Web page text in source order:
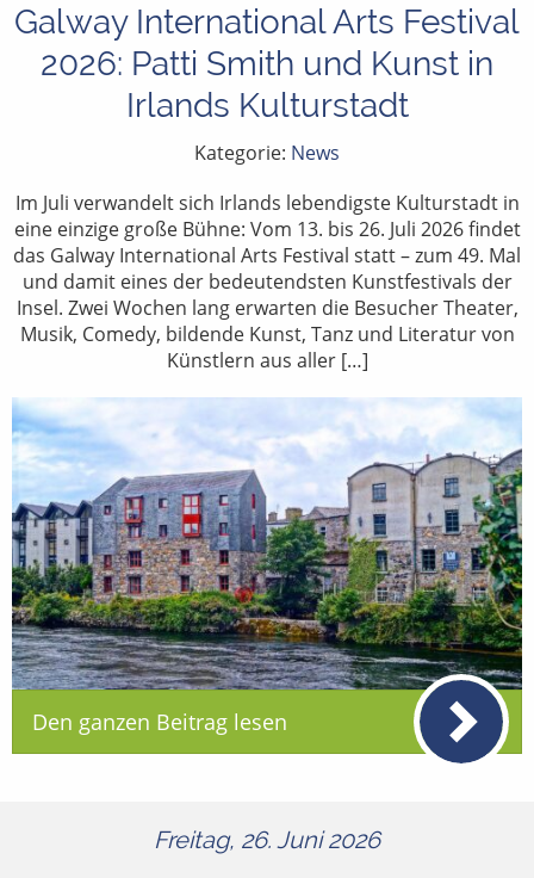
Galway International Arts Festival
2026: Patti Smith und Kunst in
Irlands Kulturstadt
Kategorie: News
Im Juli verwandelt sich Irlands lebendigste Kulturstadt in
eine einzige große Bühne: Vom 13. bis 26. Juli 2026 findet
das Galway International Arts Festival statt – zum 49. Mal
und damit eines der bedeutendsten Kunstfestivals der
Insel. Zwei Wochen lang erwarten die Besucher Theater,
Musik, Comedy, bildende Kunst, Tanz und Literatur von
Künstlern aus aller […]
Den ganzen Beitrag lesen
Freitag, 26. Juni 2026